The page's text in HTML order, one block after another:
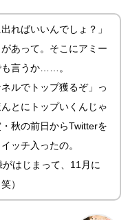
ればいいんでしょ？」
あって。そこにアミー
も言うか……。
ルでトップ獲るぞ」っ
とにトップいくんじゃ
秋の前日からTwitterを
ッチ入ったの。
はじまって、11月に
）